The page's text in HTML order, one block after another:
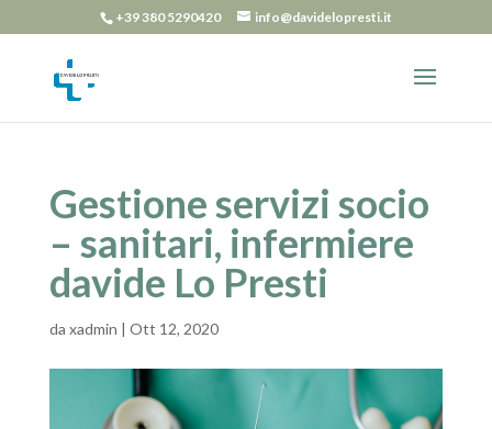
+39 380 5290420 info@davidelopresti.it
Gestione servizi socio
– sanitari, infermiere
davide Lo Presti
da xadmin | Ott 12, 2020